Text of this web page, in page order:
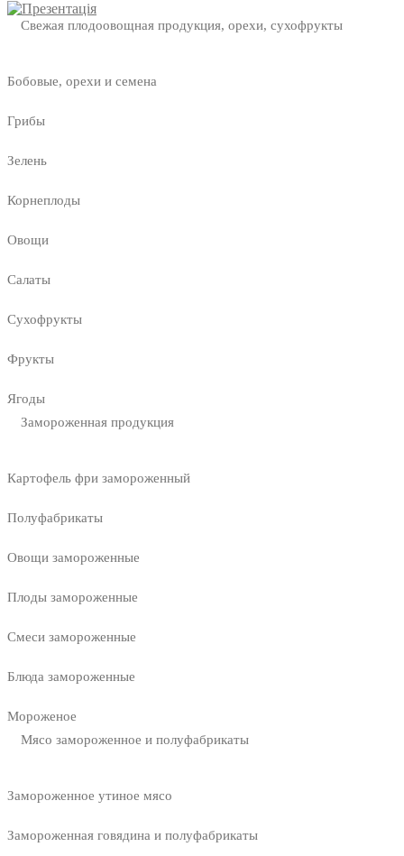
Свежая плодоовощная продукция, орехи, сухофрукты
Бобовые, орехи и семена
Грибы
Зелень
Корнеплоды
Овощи
Салаты
Сухофрукты
Фрукты
Ягоды
Замороженная продукция
Картофель фри замороженный
Полуфабрикаты
Овощи замороженные
Плоды замороженные
Смеси замороженные
Блюда замороженные
Мороженое
Мясо замороженное и полуфабрикаты
Замороженное утиное мясо
Замороженная говядина и полуфабрикаты